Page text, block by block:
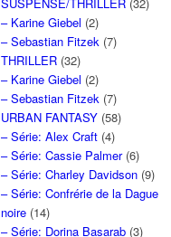
– Karine Giebel (2)
– Sebastian Fitzek (7)
THRILLER (32)
– Karine Giebel (2)
– Sebastian Fitzek (7)
URBAN FANTASY (58)
– Série: Alex Craft (4)
– Série: Cassie Palmer(6)
– Série: Charley Davidson (9)
– Série: Confrérie de la Dague
noire (14)
– Série: Dorina Basarab (3)